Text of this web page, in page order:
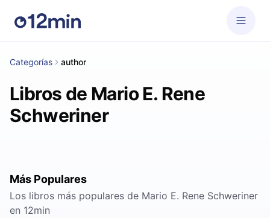
Categorías author
Libros de Mario E. Rene
Schweriner
Más Populares
Los libros más populares de Mario E. Rene Schweriner
en 12min